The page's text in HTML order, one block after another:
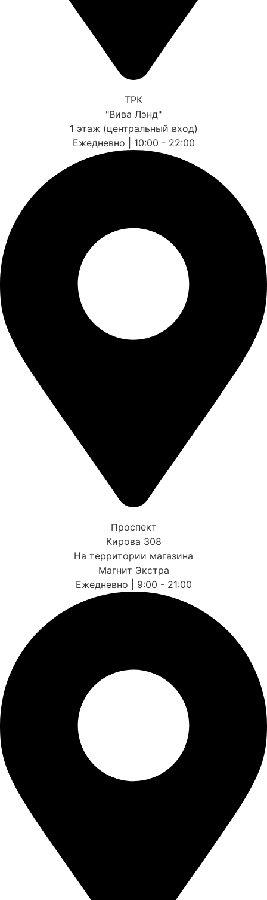
ТРК
"Вива Лэнд"
1 этаж (центральный вход)
Ежедневно | 10:00 - 22:00
Проспект
Кирова 308
На территории магазина
Магнит Экстра
Ежедневно | 9:00 - 21:00